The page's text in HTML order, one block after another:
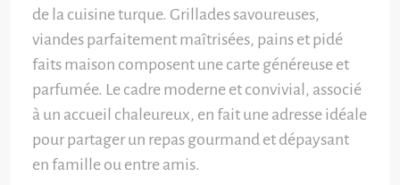
de la cuisine turque. Grillades savoureuses,
viandes parfaitement maîtrisées, pains et pidé
faits maison composent une carte généreuse et
parfumée. Le cadre moderne et convivial, associé
à un accueil chaleureux, en fait une adresse idéale
pour partager un repas gourmand et dépaysant
en famille ou entre amis.